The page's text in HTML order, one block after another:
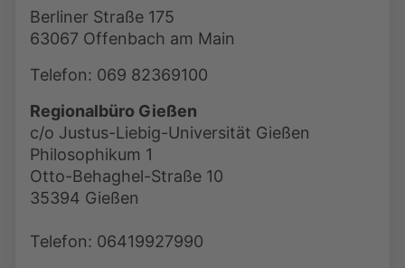
Berliner Straße 175
63067 Offenbach am Main
Telefon: 069 82369100
Regionalbüro Gießen
c/o Justus-Liebig-Universität Gießen
Philosophikum 1
Otto-Behaghel-Straße 10
35394 Gießen
Telefon: 06419927990